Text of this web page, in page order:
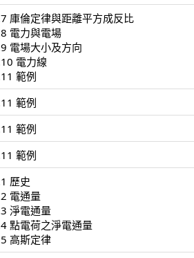
庫倫定律與距離平方成反比
電力與電場
電場大小及方向
電力線
範例
範例
範例
範例
歷史
電通量
淨電通量
點電荷之淨電通量
高斯定律